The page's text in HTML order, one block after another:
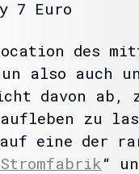
7 Euro
des
also auch
davon ab,
zu
eine der
Stromfabrik “